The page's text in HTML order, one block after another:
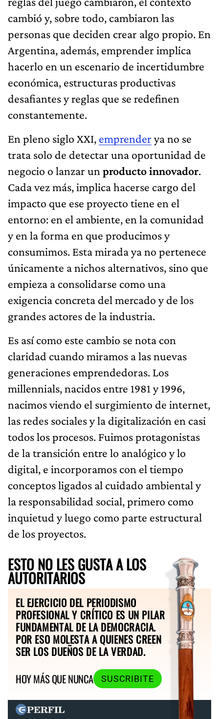
cambió y, sobre todo, cambiaron las
personas que deciden crear algo propio. En
Argentina, además, emprender implica
hacerlo en un escenario de incertidumbre
económica, estructuras productivas
desafiantes y reglas que se redefinen
constantemente.
En pleno siglo XXI, emprender ya no se
trata solo de detectar una oportunidad de
negocio o lanzar un producto innovador.
Cada vez más, implica hacerse cargo del
impacto que ese proyecto tiene en el
entorno: en el ambiente, en la comunidad
y en la forma en que producimos y
consumimos. Esta mirada ya no pertenece
únicamente a nichos alternativos, sino que
empieza a consolidarse como una
exigencia concreta del mercado y de los
grandes actores de la industria.
Es así como este cambio se nota con
claridad cuando miramos a las nuevas
generaciones emprendedoras. Los
millennials, nacidos entre 1981 y 1996,
nacimos viendo el surgimiento de internet,
las redes sociales y la digitalización en casi
todos los procesos. Fuimos protagonistas
de la transición entre lo analógico y lo
digital, e incorporamos con el tiempo
conceptos ligados al cuidado ambiental y
la responsabilidad social, primero como
inquietud y luego como parte estructural
de los proyectos.
ESTO NO LES GUSTA A LOS
AUTORITARIOS
EL EJERCICIO DEL PERIODISMO
PROFESIONAL Y CRÍTICO ES UN PILAR
FUNDAMENTAL DE LA DEMOCRACIA.
POR ESO MOLESTA A QUIENES CREEN
SER LOS DUEÑOS DE LA VERDAD.
HOY MÁS QUE NUNCA
SUSCRIBITE